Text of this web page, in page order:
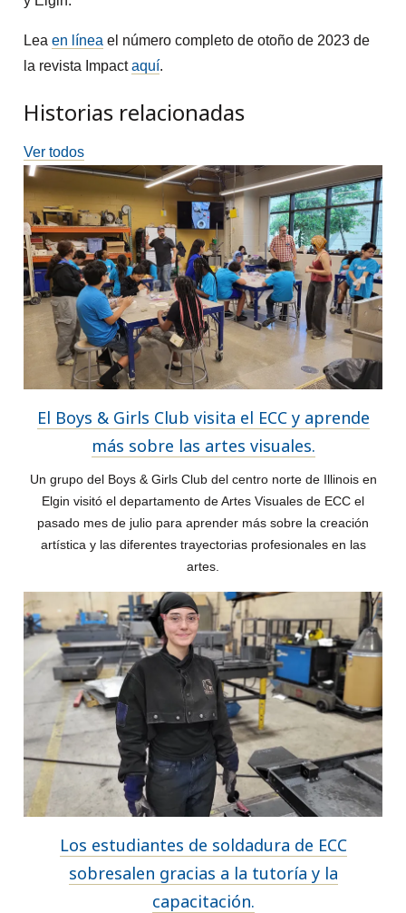
Leaen línea el número completo de otoño de 2023 de
la revista Impactaquí.
Historias relacionadas
Ver todos
El Boys & Girls Club visita el ECC y aprende
más sobre las artes visuales.
Un grupo del Boys & Girls Club del centro norte de Illinois en
Elgin visitó el departamento de Artes Visuales de ECC el
pasado mes de julio para aprender más sobre la creación
artística y las diferentes trayectorias profesionales en las
artes.
Los estudiantes de soldadura de ECC
sobresalen gracias a la tutoría y la
capacitación.